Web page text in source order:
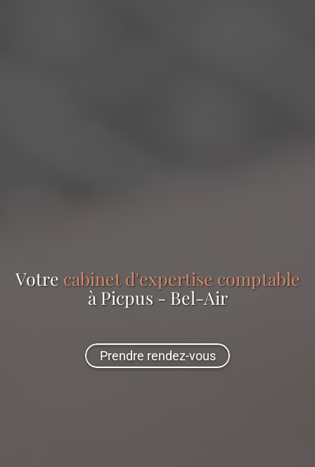
Votre cabinet d'expertise comptable
à Picpus - Bel-Air
Prendre rendez-vous